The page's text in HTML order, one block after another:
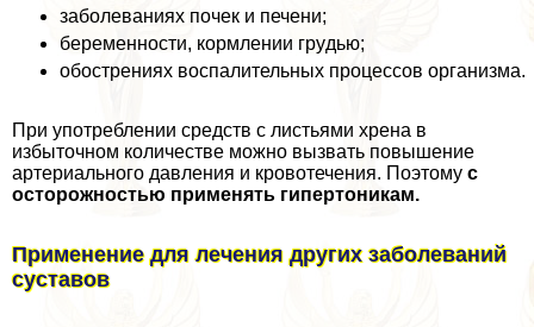
заболеваниях почек и печени;
беременности, кормлении гpyдью;
обострениях воспалительных процессов организма.
При употрeблении средств с листьями хрена в
избыточном количестве можно вызвать повышение
артериального давления и кровотечения. Поэтому с
осторожностью применять гипертоникам.
Применение для лечения других заболеваний
суставов